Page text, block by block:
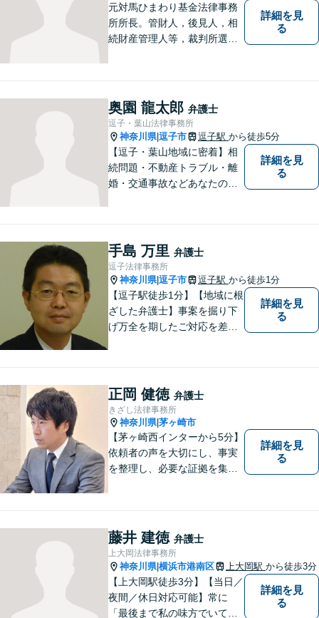
元対馬ひまわり基金法律事務
所所長。管財人，後見人，相
続財産管理人等，裁判所選任
詳細を見
る
奥園 龍太郎 弁護士
逗子・葉山法律事務所
神奈川県|逗子市 逗子駅 から徒歩5分
【逗子・葉山地域に密着】相
続問題・不動産トラブル・離
婚・交通事故などあなたの困
詳細を見
る
手島 万里 弁護士
逗子法律事務所
神奈川県|逗子市 逗子駅 から徒歩1分
【逗子駅徒歩1分】【地域に根
ざした弁護士】事案を掘り下
げ万全を期したご対応を差し
ど、幅広く対応可能。【明確
な料金体系】１件１件ていね
いに対応させて頂きます。ご
連絡ください。
詳細を見
る
正岡 健徳 弁護士
きざし法律事務所
神奈川県|茅ヶ崎市
【茅ヶ崎西インターから5分】
依頼者の声を大切にし、事実
を整理し、必要な証拠を集め
親身に対応し、皆さまの少し
でも明るい未来のために尽力
しますのでご安心ください。
【駐車場有】
詳細を見
る
藤井 建徳 弁護士
上大岡法律事務所
神奈川県|横浜市港南区 上大岡駅 から徒歩3分
【上大岡駅徒歩3分】【当日／
夜間／休日対応可能】常に
「最後まで私の味方でいてく
詳細を見
る